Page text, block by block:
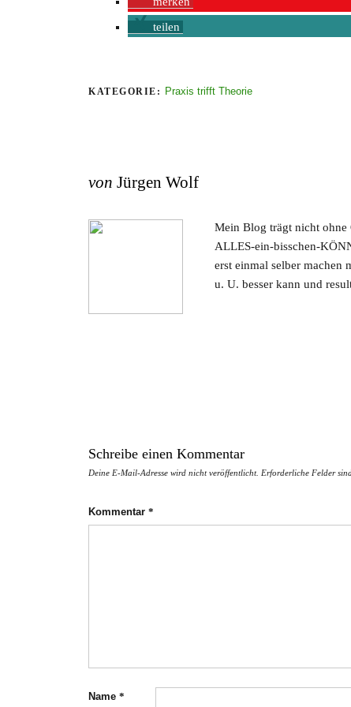
teilen
KATEGORIE: Praxis trifft Theorie
von Jürgen Wolf
Mein Blog trägt nicht ohne
ALLES-ein-bisschen-
erst einmal selber machen
u. U. besser kann und
Schreibe einen Kommentar
Deine E-Mail-Adresse wird nicht veröffentlicht. Erforderliche Felder
Kommentar *
Name *